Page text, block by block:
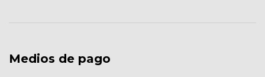
Medios de pago